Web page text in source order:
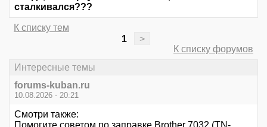
сталкивался???
К списку тем
1
>
К списку форумов
Интересные темы
forums-kuban.ru
10.08.2026 - 20:21
Смотри также:
Помогите советом по заправке Brother 7032 (TN-